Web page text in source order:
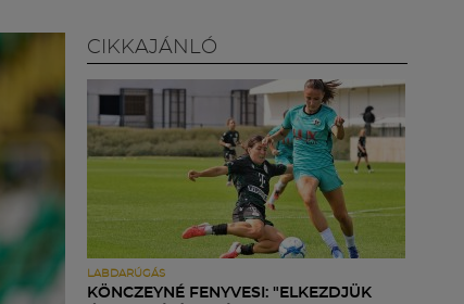
CIKKAJÁNLÓ
LABDARÚGÁS
KÖNCZEYNÉ FENYVESI: "ELKEZDJÜK